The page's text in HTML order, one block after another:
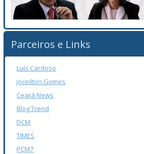
Parceiros e Links
Luís Cardoso
Joceilton Gomes
Ceará News
Blog Trend
DCM
TIMES
PCM7